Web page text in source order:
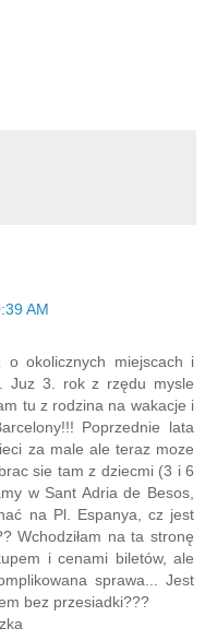
AM
o okolicznych miejscach i
Juz 3. rok z rzędu mysle
tu z rodzina na wakacje i
Poprzednie lata
za male ale teraz moze
sie tam z dziecmi (3 i 6
w Sant Adria de Besos,
na Pl. Espanya, cz jest
Wchodziłam na ta stronę
i cenami biletów, ale
sprawa... Jest
bez przesiadki???